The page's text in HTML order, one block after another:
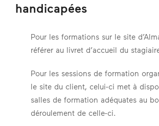
handicapées
Pour les formations sur le site
référer au livret d’accueil du
Pour les sessions de formation
le site du client, celui-ci met à
salles de formation adéquates au
déroulement de celle-ci.